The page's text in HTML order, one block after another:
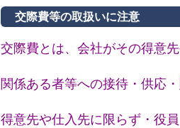
交際費等の取扱いに注意
交際費とは、会社がその得意
関係ある者等への接待・供応
得意先や仕入先に限らず・役